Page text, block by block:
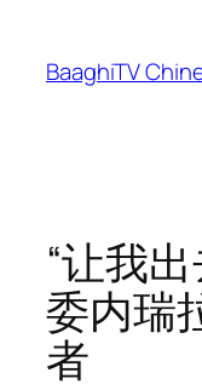
content
BaaghiTV
“让我
委内瑞
者